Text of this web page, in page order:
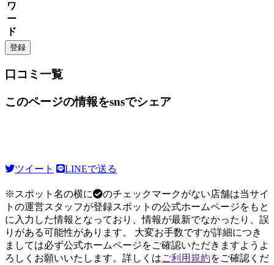
ワ
ー
ド
口コミ一覧
このページの情報をsnsでシェア
ツイート LINEで送る
※スポット名の横に
のチェックマークがない店舗は当サイ
トの運営スタッフが登録スポットの公式ホームページをもと
に入力した情報となっており、情報が最新でなかったり、誤
りがある可能性があります。 大変お手数ですが詳細につき
ましては必ず公式ホームページをご確認いただきますようよ
ろしくお願いいたします。詳しくはご利用規約をご確認くだ